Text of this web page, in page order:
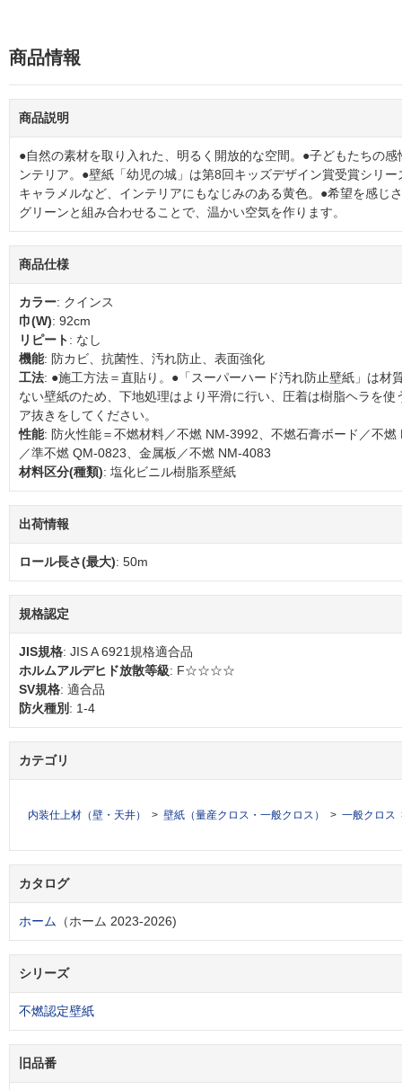
商品情報
商品説明
●自然の素材を取り入れた、明るく開放的な空間。●子どもたちの
ンテリア。●壁紙「幼児の城」は第8回キッズデザイン賞受賞シリ
キャラメルなど、インテリアにもなじみのある黄色。●希望を感じ
グリーンと組み合わせることで、温かい空気を作ります。
商品仕様
カラー: クインス
巾(W): 92cm
リピート: なし
機能: 防カビ、抗菌性、汚れ防止、表面強化
工法: ●施工方法＝直貼り。●「スーパーハード汚れ防止壁紙」は材
ない壁紙のため、下地処理はより平滑に行い、圧着は樹脂ヘラを使
ア抜きをしてください。
性能: 防火性能＝不燃材料／不燃 NM-3992、不燃石膏ボード／不
／準不燃 QM-0823、金属板／不燃 NM-4083
材料区分(種類): 塩化ビニル樹脂系壁紙
出荷情報
ロール長さ(最大): 50m
規格認定
JIS規格: JIS A 6921規格適合品
ホルムアルデヒド放散等級: F☆☆☆☆
SV規格: 適合品
防火種別 : 1-4
カテゴリ
内装仕上材（壁・天井） 壁紙（量産クロス・一般クロス） 一般クロス
カタログ
ホーム （ホーム 2023-2026)
シリーズ
不燃認定壁紙
旧品番